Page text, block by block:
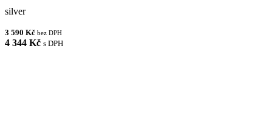
silver
3 590 Kč bez DPH
4 344 Kč s DPH